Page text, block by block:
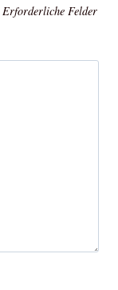
Erforderliche Felder